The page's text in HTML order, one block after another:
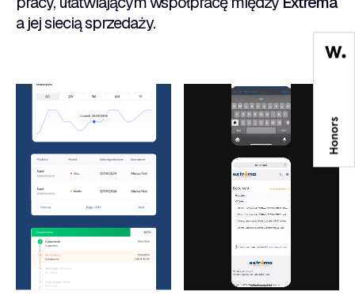
a jej siecią sprzedaży.